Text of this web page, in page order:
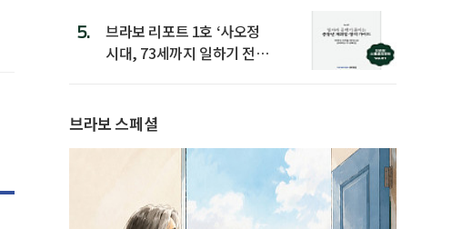
5.
브라보 리포트 1호 ‘사오정
시대, 73세까지 일하기 전략’
브라보 스페셜